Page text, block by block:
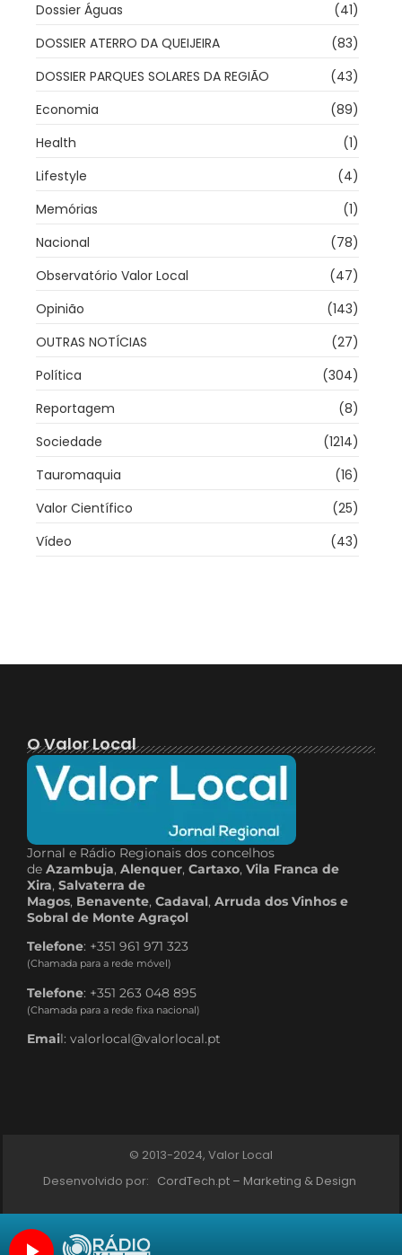
Dossier Águas
(41)
DOSSIER ATERRO DA QUEIJEIRA
(83)
DOSSIER PARQUES SOLARES DA REGIÃO
(43)
Economia
(89)
Health
(1)
Lifestyle
(4)
Memórias
(1)
Nacional
(78)
Observatório Valor Local
(47)
Opinião
(143)
OUTRAS NOTÍCIAS
(27)
Política
(304)
Reportagem
(8)
Sociedade
(1214)
Tauromaquia
(16)
Valor Científico
(25)
Vídeo
(43)
O Valor Local
Jornal e Rádio Regionais dos concelhos
de Azambuja, Alenquer, Cartaxo, Vila Franca de
Xira, Salvaterra de
Magos, Benavente, Cadaval, Arruda dos Vinhos e
Sobral de Monte Agraçol
Telefone: +351 961 971 323
(Chamada para a rede móvel)
Telefone: +351 263 048 895
(Chamada para a rede fixa nacional)
Email: valorlocal@valorlocal.pt
© 2013-2024, Valor Local
Desenvolvido por: CordTech.pt – Marketing & Design